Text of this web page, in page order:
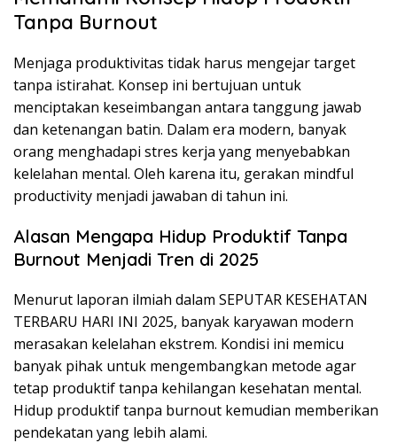
Tanpa Burnout
Menjaga produktivitas tidak harus mengejar target
tanpa istirahat. Konsep ini bertujuan untuk
menciptakan keseimbangan antara tanggung jawab
dan ketenangan batin. Dalam era modern, banyak
orang menghadapi stres kerja yang menyebabkan
kelelahan mental. Oleh karena itu, gerakan mindful
productivity menjadi jawaban di tahun ini.
Alasan Mengapa Hidup Produktif Tanpa
Burnout Menjadi Tren di 2025
Menurut laporan ilmiah dalam SEPUTAR KESEHATAN
TERBARU HARI INI 2025, banyak karyawan modern
merasakan kelelahan ekstrem. Kondisi ini memicu
banyak pihak untuk mengembangkan metode agar
tetap produktif tanpa kehilangan kesehatan mental.
Hidup produktif tanpa burnout kemudian memberikan
pendekatan yang lebih alami.